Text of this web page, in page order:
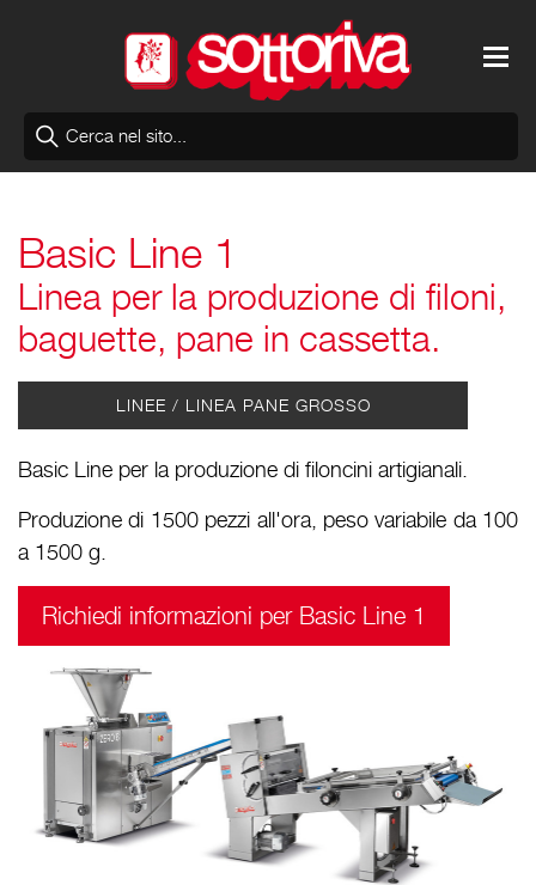
Basic Line 1
Linea per la produzione di filoni,
baguette, pane in cassetta.
LINEE / LINEA PANE GROSSO
Basic Line per la produzione di filoncini artigianali.
Produzione di 1500 pezzi all'ora, peso variabile da 100
a 1500 g.
Richiedi informazioni per Basic Line 1